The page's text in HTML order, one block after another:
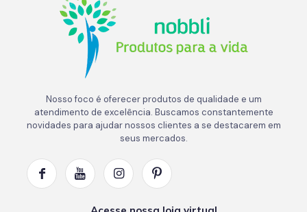
Nosso foco é oferecer produtos de qualidade e um
atendimento de excelência. Buscamos constantemente
novidades para ajudar nossos clientes a se destacarem em
seus mercados.